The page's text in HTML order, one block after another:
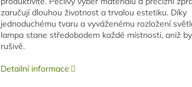
zaručují dlouhou životnost a trvalou estetiku. Díky
jednoduchému tvaru a vyváženému rozložení
lampa stane středobodem každé místnosti, aniž
rušivě.
Detailní informace